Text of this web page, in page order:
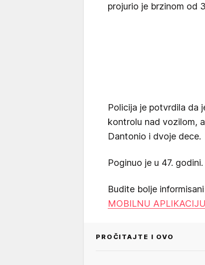
projurio je brzinom od
Policija je potvrdila da
kontrolu nad vozilom,
Dantonio i dvoje dece.
Poginuo je u 47. godini.
Budite bolje
MOBILNU APLIKACIJU
PROČITAJTE I OVO